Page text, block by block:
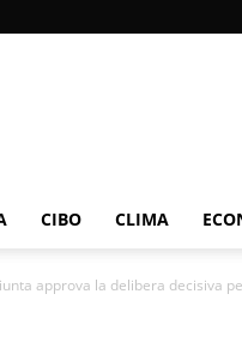
CIBO CLIMA
approva la delibera decisiva